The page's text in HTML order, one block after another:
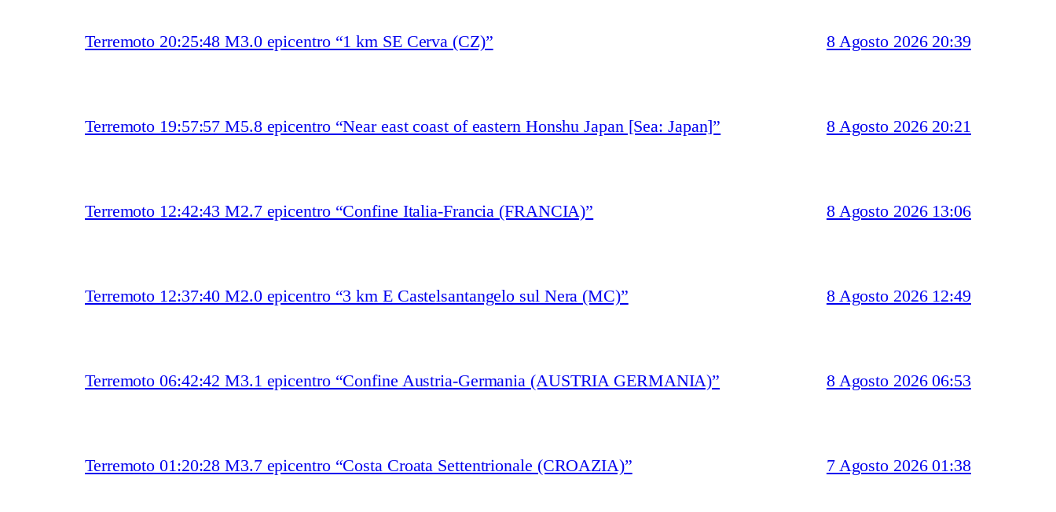
Terremoto 20:25:48 M3.0 epicentro “1 km SE Cerva (CZ)” 8 Agosto 2026 20:39
Terremoto 19:57:57 M5.8 epicentro “Near east coast of eastern Honshu Japan [Sea: Japan]” 8 Agosto 2026 20:21
Terremoto 12:42:43 M2.7 epicentro “Confine Italia-Francia (FRANCIA)” 8 Agosto 2026 13:06
Terremoto 12:37:40 M2.0 epicentro “3 km E Castelsantangelo sul Nera (MC)” 8 Agosto 2026 12:49
Terremoto 06:42:42 M3.1 epicentro “Confine Austria-Germania (AUSTRIA GERMANIA)” 8 Agosto 2026 06:53
Terremoto 01:20:28 M3.7 epicentro “Costa Croata Settentrionale (CROAZIA)” 7 Agosto 2026 01:38